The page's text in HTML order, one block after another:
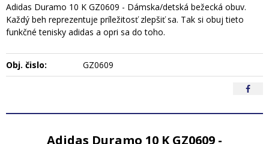
Adidas Duramo 10 K GZ0609 - Dámska/detská bežecká obuv.
Každý beh reprezentuje príležitosť zlepšiť sa. Tak si obuj tieto
funkčné tenisky adidas a opri sa do toho.
Obj. čislo: GZ0609
Adidas Duramo 10 K GZ0609 -